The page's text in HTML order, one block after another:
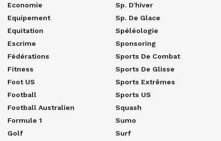
Economie
Equipement
Equitation
Escrime
Fédérations
Fitness
Foot US
Football
Football Australien
Formule 1
Golf
Sp. D'hiver
Sp. De Glace
Spéléologie
Sponsoring
Sports De Combat
Sports De Glisse
Sports Extrêmes
Sports US
Squash
Sumo
Surf